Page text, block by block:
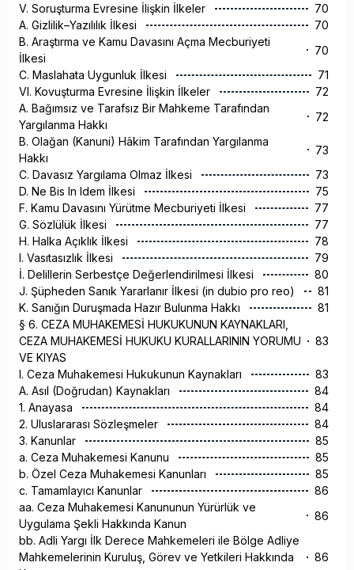
V. Soruşturma Evresine İlişkin İlkeler
70
A. Gizlilik–Yazılılık İlkesi
70
B. Araştırma ve Kamu Davasını Açma Mecburiyeti
İlkesi
70
C. Maslahata Uygunluk İlkesi
71
VI. Kovuşturma Evresine İlişkin İlkeler
72
A. Bağımsız ve Tarafsız Bir Mahkeme Tarafından
Yargılanma Hakkı
72
B. Olağan (Kanuni) Hâkim Tarafından Yargılanma
Hakkı
73
C. Davasız Yargılama Olmaz İlkesi
73
D. Ne Bis In Idem İlkesi
75
F. Kamu Davasını Yürütme Mecburiyeti İlkesi
77
G. Sözlülük İlkesi
77
H. Halka Açıklık İlkesi
78
I. Vasıtasızlık İlkesi
79
İ. Delillerin Serbestçe Değerlendirilmesi İlkesi
80
J. Şüpheden Sanık Yararlanır İlkesi (in dubio pro reo)
81
K. Sanığın Duruşmada Hazır Bulunma Hakkı
81
§ 6. CEZA MUHAKEMESİ HUKUKUNUN KAYNAKLARI,
CEZA MUHAKEMESİ HUKUKU KURALLARININ YORUMU
VE KIYAS
83
I. Ceza Muhakemesi Hukukunun Kaynakları
83
A. Asıl (Doğrudan) Kaynakları
84
1. Anayasa
84
2. Uluslararası Sözleşmeler
84
3. Kanunlar
85
a. Ceza Muhakemesi Kanunu
85
b. Özel Ceza Muhakemesi Kanunları
85
c. Tamamlayıcı Kanunlar
86
aa. Ceza Muhakemesi Kanununun Yürürlük ve
Uygulama Şekli Hakkında Kanun
86
bb. Adli Yargı İlk Derece Mahkemeleri ile Bölge Adliye
Mahkemelerinin Kuruluş, Görev ve Yetkileri Hakkında
86